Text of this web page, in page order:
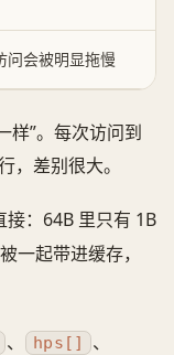
问会被明显拖慢
样”。每次访问到
，差别很大。
：64B 里只有 1B
一起带进缓存，
、 hps[] 、